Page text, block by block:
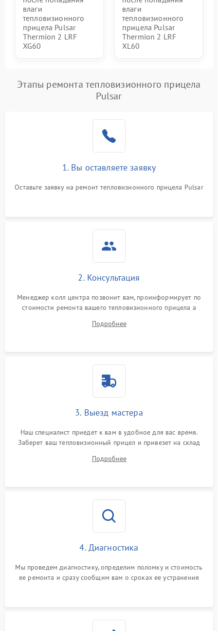
влаги
тепловизионного
прицела Pulsar
Thermion 2 LRF
XG60
влаги
тепловизионного
прицела Pulsar
Thermion 2 LRF
XL60
Этапы ремонта тепловизионного прицела
Pulsar
1. Вы оставляете заявку
Оставьте заявку на ремонт тепловизионного прицела Pulsar
2. Консультация
Менеджер колл центра позвонит вам, проинформирует по
стоимости ремонта вашего тепловизионного прицела а
Подробнее
3. Выезд мастера
Наш специалист приедет к вам в удобное для вас время.
Заберет ваш тепловизионный прицел и привезет на склад
Подробнее
4. Диагностика
Мы проведем диагностику, определим поломку и стоимость
ее ремонта и сразу сообщим вам о сроках ее устранения